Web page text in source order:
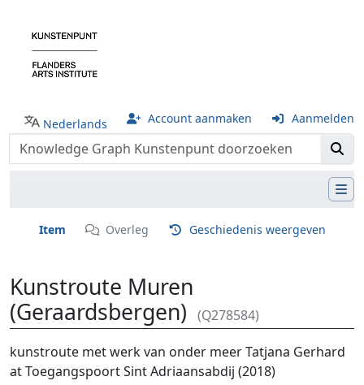
Nederlands Account aanmaken Aanmelden
Item Overleg Geschiedenis weergeven
Kunstroute Muren
(Geraardsbergen)
(Q278584)
Ga naar:navigatie,zoeken
kunstroute met werk van onder meer Tatjana Gerhard
at Toegangspoort Sint Adriaansabdij (2018)